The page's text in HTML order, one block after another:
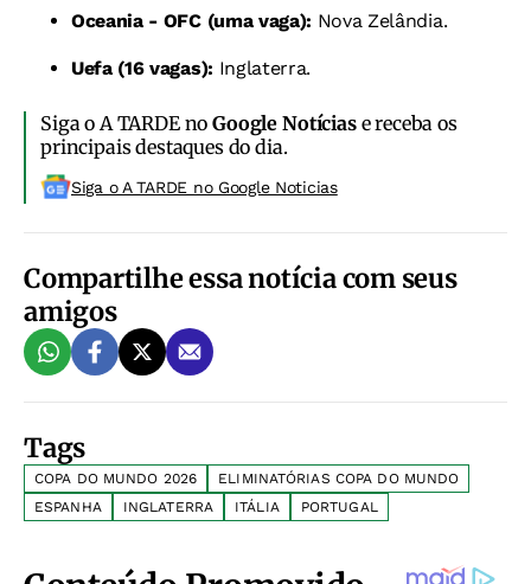
Oceania - OFC (uma vaga): Nova Zelândia.
Uefa (16 vagas): Inglaterra.
Siga o A TARDE noGoogle Notíciase receba os
principais destaques do dia.
Siga o A TARDE no Google Noticias
Compartilhe essa notícia com seus
amigos
Tags
COPA DO MUNDO 2026
ELIMINATÓRIAS COPA DO MUNDO
ESPANHA
INGLATERRA ITÁLIA PORTUGAL